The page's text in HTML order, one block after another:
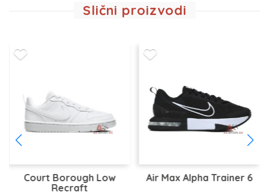
Slični proizvodi
Court Borough Low
Recraft
Air Max Alpha Trainer 6